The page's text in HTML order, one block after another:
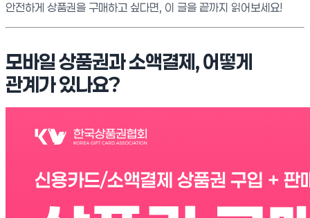
안전하게 상품권을 구매하고 싶다면, 이 글을 끝까지 읽어보세요!
모바일 상품권과 소액결제, 어떻게
관계가 있나요?